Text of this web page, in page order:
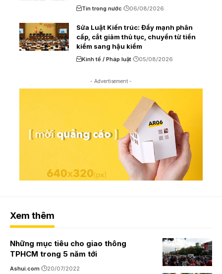
Tin trong nước 06/08/2026
Sửa Luật Kiến trúc: Đẩy mạnh phân
cấp, cắt giảm thủ tục, chuyển từ tiền
kiểm sang hậu kiểm
Kinh tế / Pháp luật 05/08/2026
- Advertisement -
Xem thêm
Những mục tiêu cho giao thông
TPHCM trong 5 năm tới
Ashui.com 20/07/2022